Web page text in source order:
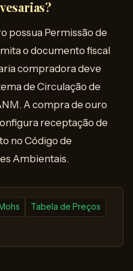
possua Permissão de
o documento fiscal
compradora deve
de Circulação de
A compra de ouro
receptação de
no Código de
Ambientais.
Tabela de Preços